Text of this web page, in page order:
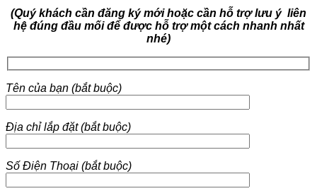
(Quý khách cần đăng ký mới hoặc cần hỗ trợ lưu ý liên
hệ đúng đầu mối để được hỗ trợ một cách nhanh nhất
nhé)
Tên của bạn (bắt buộc)
Địa chỉ lắp đặt (bắt buộc)
Số Điện Thoại (bắt buộc)